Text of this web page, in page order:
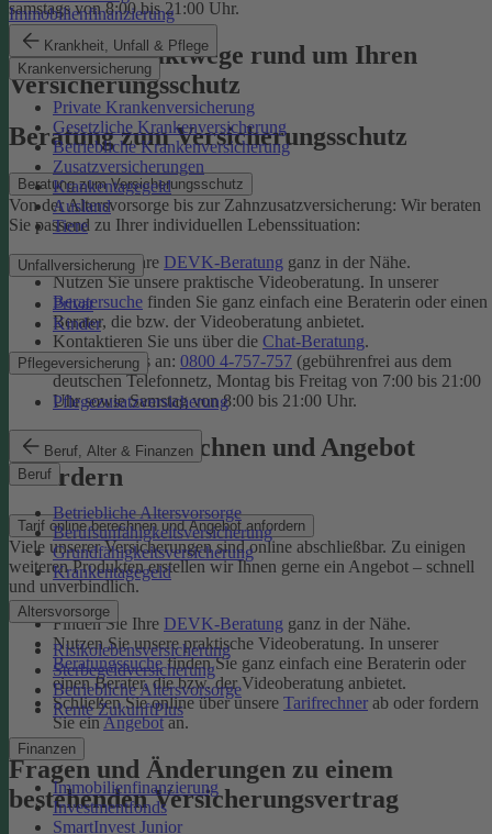
Immobilienfinanzierung
Krankheit, Unfall & Pflege
Krankenversicherung
Private Krankenversicherung
Gesetzliche Krankenversicherung
Betriebliche Krankenversicherung
Zusatzversicherungen
Krankentagegeld
Ausland
Tiere
Unfallversicherung
Privat
Kinder
Pflegeversicherung
Pflegezusatzversicherung
Beruf, Alter & Finanzen
Beruf
Betriebliche Altersvorsorge
Berufsunfähigkeitsversicherung
Grundfähigkeitsversicherung
Krankentagegeld
Altersvorsorge
Risikolebensversicherung
Sterbegeldversicherung
Betriebliche Altersvorsorge
Rente ZukunftPlus
Finanzen
Immobilienfinanzierung
Investmentfonds
SmartInvest Junior
samstags von 8:00 bis 21:00 Uhr.
Unsere Kontaktwege rund um Ihren
Versicherungsschutz
Beratung zum Versicherungsschutz
Beratung zum Versicherungsschutz
Von der Altersvorsorge bis zur Zahnzusatzversicherung: Wir beraten
Sie passend zu Ihrer individuellen Lebenssituation:
Finden Sie Ihre DEVK-Beratung ganz in der Nähe.
Nutzen Sie unsere praktische Videoberatung. In unserer
Beratersuche finden Sie ganz einfach eine Beraterin oder einen
Berater, die bzw. der Videoberatung anbietet.
Kontaktieren Sie uns über die Chat-Beratung.
Rufen Sie uns an: 0800 4-757-757 (gebührenfrei aus dem
deutschen Telefonnetz, Montag bis Freitag von 7:00 bis 21:00
Uhr sowie Samstag von 8:00 bis 21:00 Uhr.
Tarif online berechnen und Angebot
anfordern
Tarif online berechnen und Angebot anfordern
Viele unserer Versicherungen sind online abschließbar. Zu einigen
weiteren Produkten erstellen wir Ihnen gerne ein Angebot – schnell
und unverbindlich.
Finden Sie Ihre DEVK-Beratung ganz in der Nähe.
Nutzen Sie unsere praktische Videoberatung. In unserer
Beratungssuchefinden Sie ganz einfach eine Beraterin oder
einen Berater, die bzw. der Videoberatung anbietet.
Schließen Sie online über unsere Tarifrechner ab oder fordern
Sie einAngebotan.
Fragen und Änderungen zu einem
bestehenden Versicherungsvertrag